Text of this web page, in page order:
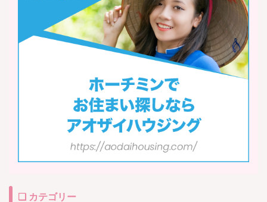
❏ カテゴリー